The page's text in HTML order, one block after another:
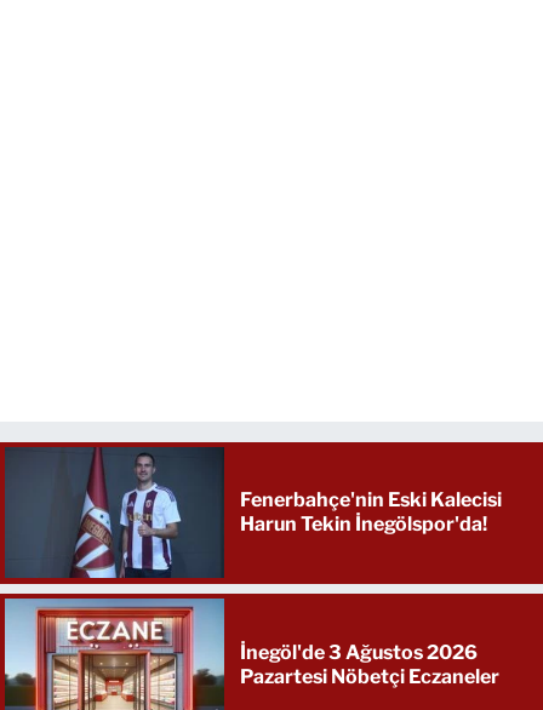
Fenerbahçe'nin Eski Kalecisi
Harun Tekin İnegölspor'da!
İnegöl'de 3 Ağustos 2026
Pazartesi Nöbetçi Eczaneler